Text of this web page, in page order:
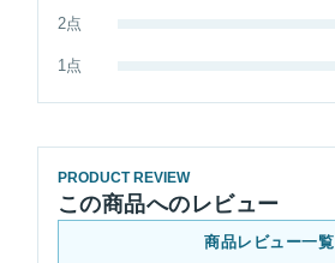
2点
1点
PRODUCT REVIEW
この商品へのレビュー
商品レビュー一覧